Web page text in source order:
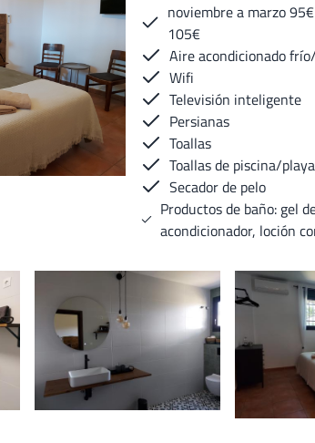
noviembre a marzo
105€
Aire acondicionado
Wifi
Televisión inteligente
Persianas
Toallas
Toallas de piscina/playa
Secador de pelo
Productos de baño: gel
acondicionador, loción
Imagen